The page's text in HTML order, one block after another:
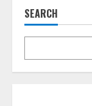
12
SEARCH